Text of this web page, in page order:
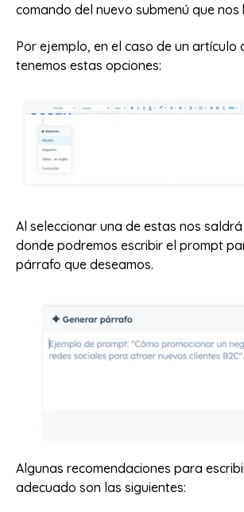
comando del nuevo submenú que
Por ejemplo, en el caso de un artículo
tenemos estas opciones:
Al seleccionar una de estas nos
donde podremos escribir el prompt
párrafo que deseamos.
Algunas recomendaciones para
adecuado son las siguientes: